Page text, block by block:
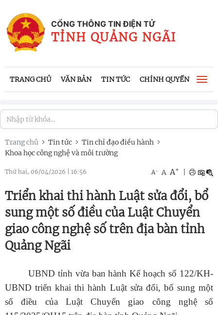
CỔNG THÔNG TIN ĐIỆN TỬ
TỈNH QUẢNG NGÃI
TRANG CHỦ VĂN BẢN TIN TỨC CHÍNH QUYỀN
Trang chủ Tin tức
Tin chỉ đạo điều hành
Khoa học công nghệ và môi trường
Thứ hai, 06/04/2026 16:56 A- A A+
Triển khai thi hành Luật sửa đổi, bổ
sung một số điều của Luật Chuyển
giao công nghệ số trên địa bàn tỉnh
Quảng Ngãi
UBND tỉnh vừa ban hành Kế hoạch số 122/KH-
UBND triển khai thi hành Luật sửa đổi, bổ sung một
số điều của Luật Chuyển giao công nghệ số